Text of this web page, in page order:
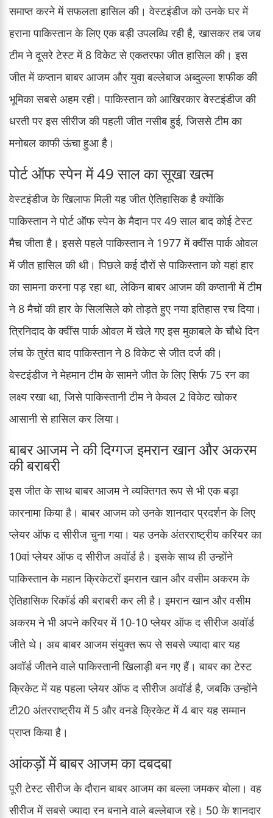
समाप्त करने में सफलता हासिल की। वेस्टइंडीज को उनके घर में
हराना पाकिस्तान के लिए एक बड़ी उपलब्धि रही है, खासकर तब जब
टीम ने दूसरे टेस्ट में 8 विकेट से एकतरफा जीत हासिल की। इस
जीत में कप्तान बाबर आजम और युवा बल्लेबाज अब्दुल्ला शफीक की
भूमिका सबसे अहम रही। पाकिस्तान को आखिरकार वेस्टइंडीज की
धरती पर इस सीरीज की पहली जीत नसीब हुई, जिससे टीम का
मनोबल काफी ऊंचा हुआ है।
पोर्ट ऑफ स्पेन में 49 साल का सूखा खत्म
वेस्टइंडीज के खिलाफ मिली यह जीत ऐतिहासिक है क्योंकि
पाकिस्तान ने पोर्ट ऑफ स्पेन के मैदान पर 49 साल बाद कोई टेस्ट
मैच जीता है। इससे पहले पाकिस्तान ने 1977 में क्वींस पार्क ओवल
में जीत हासिल की थी। पिछले कई दौरों से पाकिस्तान को यहां हार
का सामना करना पड़ रहा था, लेकिन बाबर आजम की कप्तानी में टीम
ने 8 मैचों की हार के सिलसिले को तोड़ते हुए नया इतिहास रच दिया।
त्रिनिदाद के क्वींस पार्क ओवल में खेले गए इस मुकाबले के चौथे दिन
लंच के तुरंत बाद पाकिस्तान ने 8 विकेट से जीत दर्ज की।
वेस्टइंडीज ने मेहमान टीम के सामने जीत के लिए सिर्फ 75 रन का
लक्ष्य रखा था, जिसे पाकिस्तानी टीम ने केवल 2 विकेट खोकर
आसानी से हासिल कर लिया।
बाबर आजम ने की दिग्गज इमरान खान और अकरम
की बराबरी
इस जीत के साथ बाबर आजम ने व्यक्तिगत रूप से भी एक बड़ा
कारनामा किया है। बाबर आजम को उनके शानदार प्रदर्शन के लिए
प्लेयर ऑफ द सीरीज चुना गया। यह उनके अंतरराष्ट्रीय करियर का
10वां प्लेयर ऑफ द सीरीज अवॉर्ड है। इसके साथ ही उन्होंने
पाकिस्तान के महान क्रिकेटरों इमरान खान और वसीम अकरम के
ऐतिहासिक रिकॉर्ड की बराबरी कर ली है। इमरान खान और वसीम
अकरम ने भी अपने करियर में 10-10 प्लेयर ऑफ द सीरीज अवॉर्ड
जीते थे। अब बाबर आजम संयुक्त रूप से सबसे ज्यादा बार यह
अवॉर्ड जीतने वाले पाकिस्तानी खिलाड़ी बन गए हैं। बाबर का टेस्ट
क्रिकेट में यह पहला प्लेयर ऑफ द सीरीज अवॉर्ड है, जबकि उन्होंने
टी20 अंतरराष्ट्रीय में 5 और वनडे क्रिकेट में 4 बार यह सम्मान
प्राप्त किया है।
आंकड़ों में बाबर आजम का दबदबा
पूरी टेस्ट सीरीज के दौरान बाबर आजम का बल्ला जमकर बोला। वह
सीरीज में सबसे ज्यादा रन बनाने वाले बल्लेबाज रहे। 50 के शानदार